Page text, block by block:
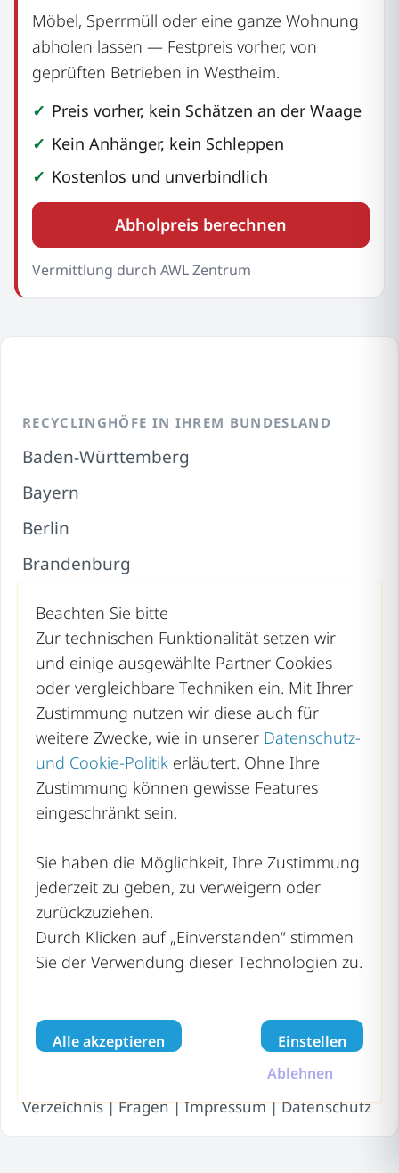
Möbel, Sperrmüll oder eine ganze Wohnung
abholen lassen — Festpreis vorher, von
geprüften Betrieben in Westheim.
Preis vorher, kein Schätzen an der Waage
Kein Anhänger, kein Schleppen
Kostenlos und unverbindlich
Abholpreis berechnen
Vermittlung durch AWL Zentrum
RECYCLINGHÖFE IN IHREM BUNDESLAND
Baden-Württemberg
Bayern
Berlin
Brandenburg
Hamburg
Hessen
Mecklenburg-Vorpommern
Niedersachsen
Nordrhein-Westfalen
Rheinland-Pfalz
Sachsen
Sachsen-Anhalt
Schleswig-Holstein
recyclinghof-wertstoffhof.de | Copyright © 2026 –
Verzeichnis|Fragen|Impressum|Datenschutz
Beachten Sie bitte
Zur technischen Funktionalität setzen wir
und einige ausgewählte Partner Cookies
oder vergleichbare Techniken ein. Mit Ihrer
Zustimmung nutzen wir diese auch für
weitere Zwecke, wie in unserer Datenschutz-
und Cookie-Politik erläutert. Ohne Ihre
Zustimmung können gewisse Features
eingeschränkt sein.
Sie haben die Möglichkeit, Ihre Zustimmung
jederzeit zu geben, zu verweigern oder
zurückzuziehen.
Durch Klicken auf „Einverstanden“ stimmen
Sie der Verwendung dieser Technologien zu.
Alle akzeptieren
Einstellen
Ablehnen